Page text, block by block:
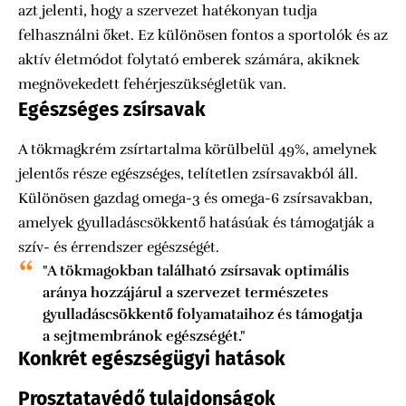
azt jelenti, hogy a szervezet hatékonyan tudja
felhasználni őket. Ez különösen fontos a sportolók és az
aktív életmódot folytató emberek számára, akiknek
megnövekedett fehérjeszükségletük van.
Egészséges zsírsavak
A tökmagkrém zsírtartalma körülbelül 49%, amelynek
jelentős része egészséges, telítetlen zsírsavakból áll.
Különösen gazdag omega-3 és omega-6 zsírsavakban,
amelyek gyulladáscsökkentő hatásúak és támogatják a
szív- és érrendszer egészségét.
"A tökmagokban található zsírsavak optimális
aránya hozzájárul a szervezet természetes
gyulladáscsökkentő folyamataihoz és támogatja
a sejtmembránok egészségét."
Konkrét egészségügyi hatások
Prosztatavédő tulajdonságok